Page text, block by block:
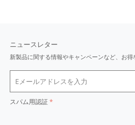
ニュースレター
新製品に関する情報やキャンペーンなど、お
スパム用認証